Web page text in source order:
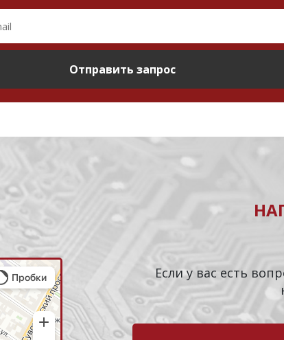
Отправить запрос
Если у вас есть